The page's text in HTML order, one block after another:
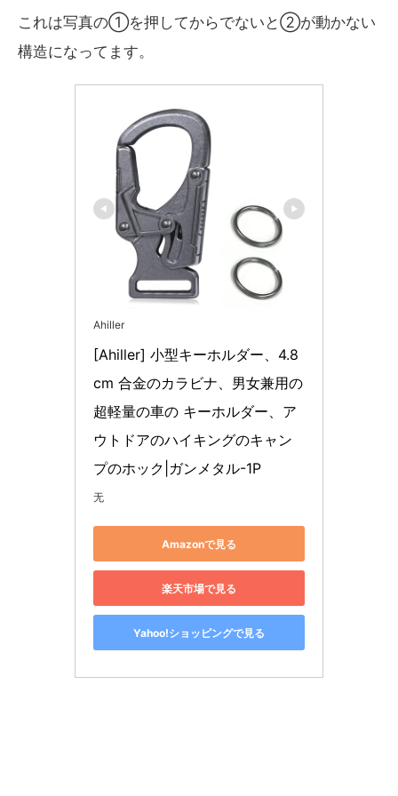
これは写真の①を押してからでないと②が動かない
構造になってます。
Ahiller
[Ahiller] 小型キーホルダー、4.8
cm 合金のカラビナ、男女兼用の
超軽量の車の キーホルダー、ア
ウトドアのハイキングのキャン
プのホック|ガンメタル-1P
无
Amazonで見る
楽天市場で見る
Yahoo!ショッピングで見る